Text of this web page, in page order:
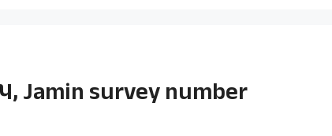
Jamin survey number